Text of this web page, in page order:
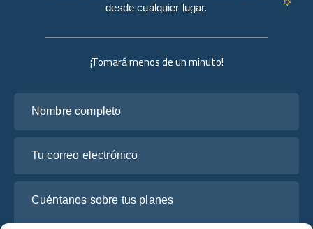
¡Tomará menos de un minuto!
desde cualquier lugar.